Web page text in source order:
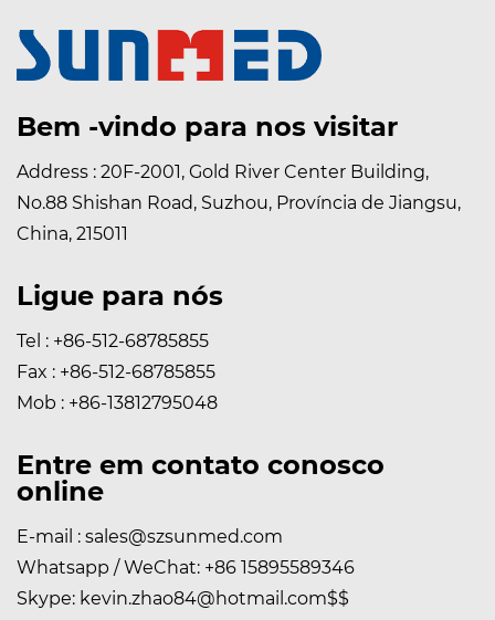
Bem -vindo para nos visitar
Address : 20F-2001, Gold River Center Building,
No.88 Shishan Road, Suzhou, Província de Jiangsu,
China, 215011
Ligue para nós
Tel : +86-512-68785855
Fax : +86-512-68785855
Mob : +86-13812795048
Entre em contato conosco
online
E-mail : sales@szsunmed.com
Whatsapp / WeChat: +86 15895589346
Skype: kevin.zhao84@hotmail.com$$